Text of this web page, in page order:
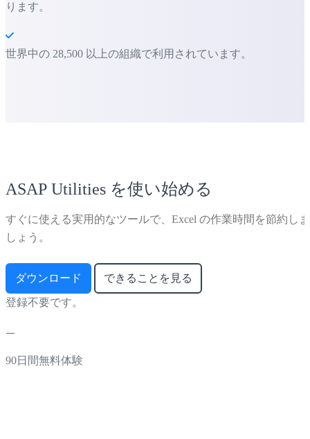
ります。
世界中の 28,500 以上の組織で利用されています。
ASAP Utilities を使い始める
すぐに使える実用的なツールで、Excel の作業時間を節約しま
しょう。
ダウンロード できることを見る
登録不要です。
90日間無料体験